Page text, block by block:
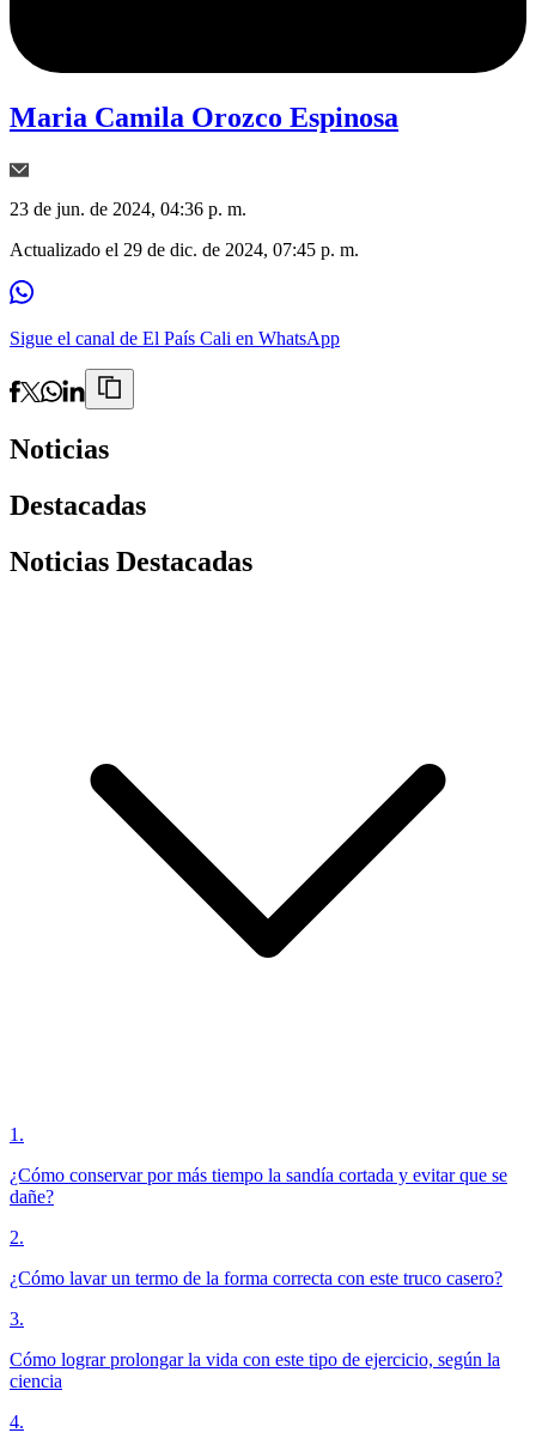
Maria Camila Orozco Espinosa
23 de jun. de 2024, 04:36 p. m.
Actualizado el 29 de dic. de 2024, 07:45 p. m.
Sigue el canal de El País Cali en WhatsApp
Noticias
Destacadas
Noticias Destacadas
1 .
¿Cómo conservar por más tiempo la sandía cortada y evitar que se
dañe?
2.
¿Cómo lavar un termo de la forma correcta con este truco casero?
3.
Cómo lograr prolongar la vida con este tipo de ejercicio, según la
ciencia
4.